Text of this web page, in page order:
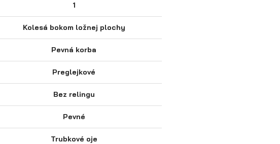
1
Kolesá bokom ložnej plochy
Pevná korba
Preglejkové
Bez relingu
Pevné
Trubkové oje